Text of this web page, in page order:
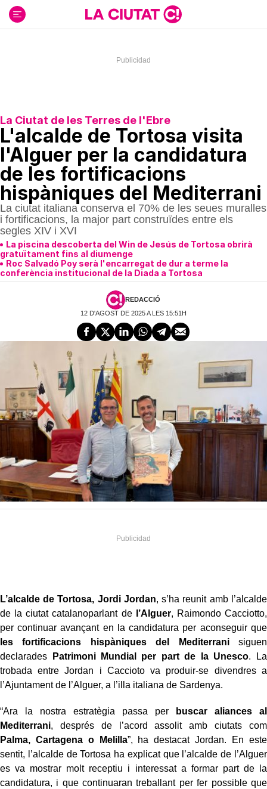
contenido
La Ciutat de les Terres de l'Ebre
L'alcalde de Tortosa visita
l'Alguer per la candidatura
de les fortificacions
hispàniques del Mediterrani
La ciutat italiana conserva el 70% de les seues muralles
i fortificacions, la major part construïdes entre els
segles XIV i XVI
La piscina descoberta del Win de Jesús de Tortosa obrirà
gratuïtament fins al diumenge
Roc Salvadó Poy serà l'encarregat de dur a terme la
conferència institucional de la Diada a Tortosa
REDACCIÓ
12 D'AGOST DE 2025 A LES 15:51H
L’alcalde de Tortosa, Jordi Jordan, s’ha reunit amb l’alcalde
de la ciutat catalanoparlant de
l’Alguer, Raimondo Cacciotto,
per continuar avançant en la candidatura per aconseguir que
les fortificacions hispàniques del Mediterranisiguen
declarades
Patrimoni Mundial per part de la Unesco. La
trobada entre Jordan i Caccioto va produir-se divendres a
l’Ajuntament de l’Alguer, a l’illa italiana de Sardenya.
“Ara la nostra estratègia passa per
buscar aliances al
Mediterrani, després de l’acord assolit amb ciutats com
Palma, Cartagena o Melilla”, ha destacat Jordan. En este
sentit, l’alcalde de Tortosa ha explicat que l’alcalde de l’Alguer
es va mostrar molt receptiu i interessat a formar part de la
candidatura, i que continuaran treballant per fer possible que